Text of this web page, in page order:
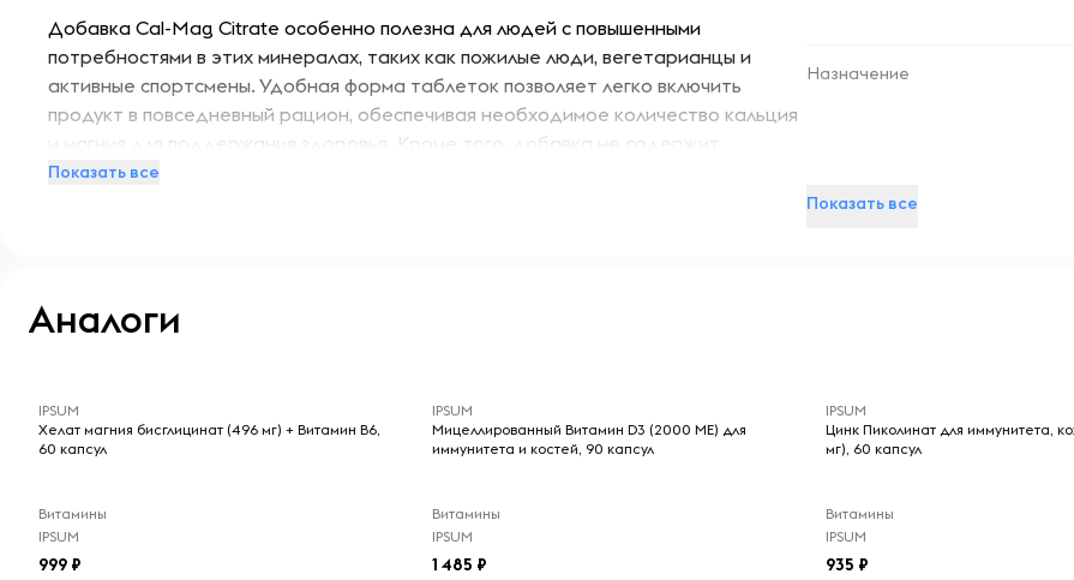
Добавка Cal-Mag Citrate особенно полезна для людей с повышенными
потребностями в этих минералах, таких как пожилые люди, вегетарианцы и
активные спортсмены. Удобная форма таблеток позволяет легко включить
продукт в повседневный рацион, обеспечивая необходимое количество кальция
и магния для поддержания здоровья. Кроме того, добавка не содержит
искусственных красителей и консервантов, что делает ее безопасной для
заболевания или вы принимаете другие лекарства. Поддержание нормального
общего состояния здоровья.
Показать все
Назначение
Показать все
Аналоги
IPSUM
Хелат магния бисглицинат (496 мг) + Витамин B6,
60 капсул
Витамины
IPSUM
999
IPSUM
Мицеллированный Витамин D3 (2000 МЕ) для
иммунитета и костей, 90 капсул
Витамины
IPSUM
1 485
IPSUM
Цинк Пиколинат для иммунитета,
мг), 60 капсул
Витамины
IPSUM
935